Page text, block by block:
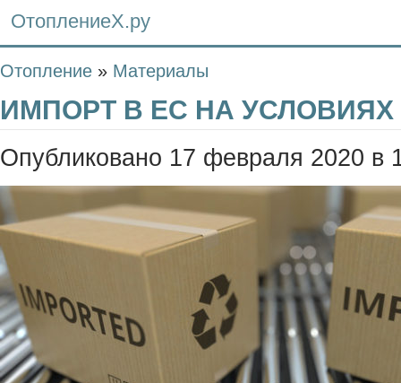
ОтоплениеХ.ру
Отопление » Материалы
ИМПОРТ В ЕС НА УСЛОВИЯХ
Опубликовано 17 февраля 2020 в